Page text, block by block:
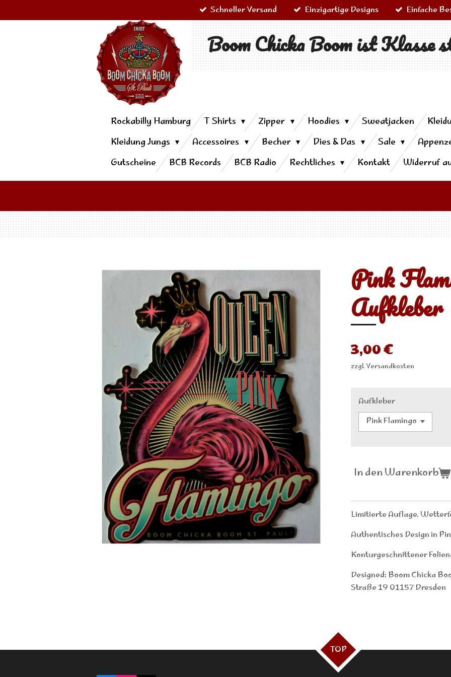
Schneller Versand Einzigartige Designs Einfache
Boom Chicka Boom ist Klasse
Rockabilly Hamburg T Shirts Zipper Hoodies Sweatjacken
Kleidung Jungs
Accessoires Becher Dies & Das Sale
Gutscheine
BCB Records BCB Radio Rechtliches Kontakt Widerruf
Pink
Aufkleber
3,00 €
zzgl. Versandkosten
Aufkleber
In den Warenkorb
Limitierte Auflage.
Authentisches Design in
Konturgeschnittener
Designed: Boom Chicka
Straße 19 01157 Dresden
TOP